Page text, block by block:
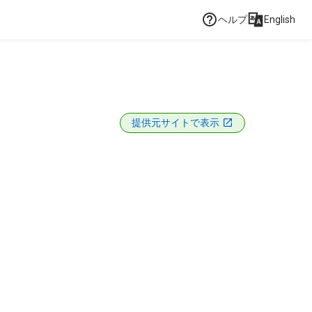
ヘルプ English
提供元サイトで表示